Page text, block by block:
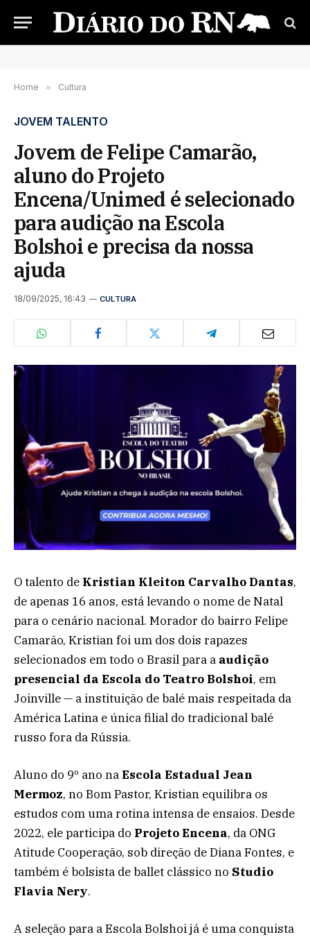
Home » Cultura
JOVEM TALENTO
Jovem de Felipe Camarão,
aluno do Projeto
Encena/Unimed é selecionado
para audição na Escola
Bolshoi e precisa da nossa
ajuda
18/09/2025, 16:43 CULTURA
O talento de Kristian Kleiton Carvalho Dantas,
de apenas 16 anos, está levando o nome de Natal
para o cenário nacional. Morador do bairro Felipe
Camarão, Kristian foi um dos dois rapazes
selecionados em todo o Brasil para a audição
presencial da Escola do Teatro Bolshoi, em
Joinville — a instituição de balé mais respeitada da
América Latina e única filial do tradicional balé
russo fora da Rússia.
Aluno do 9º ano naEscola Estadual Jean
Mermoz, no Bom Pastor, Kristian equilibra os
estudos com uma rotina intensa de ensaios. Desde
2022, ele participa do Projeto Encena, da ONG
Atitude Cooperação, sob direção de Diana Fontes, e
também é bolsista de ballet clássico no Studio
Flavia Nery.
A seleção para a Escola Bolshoi já é uma conquista